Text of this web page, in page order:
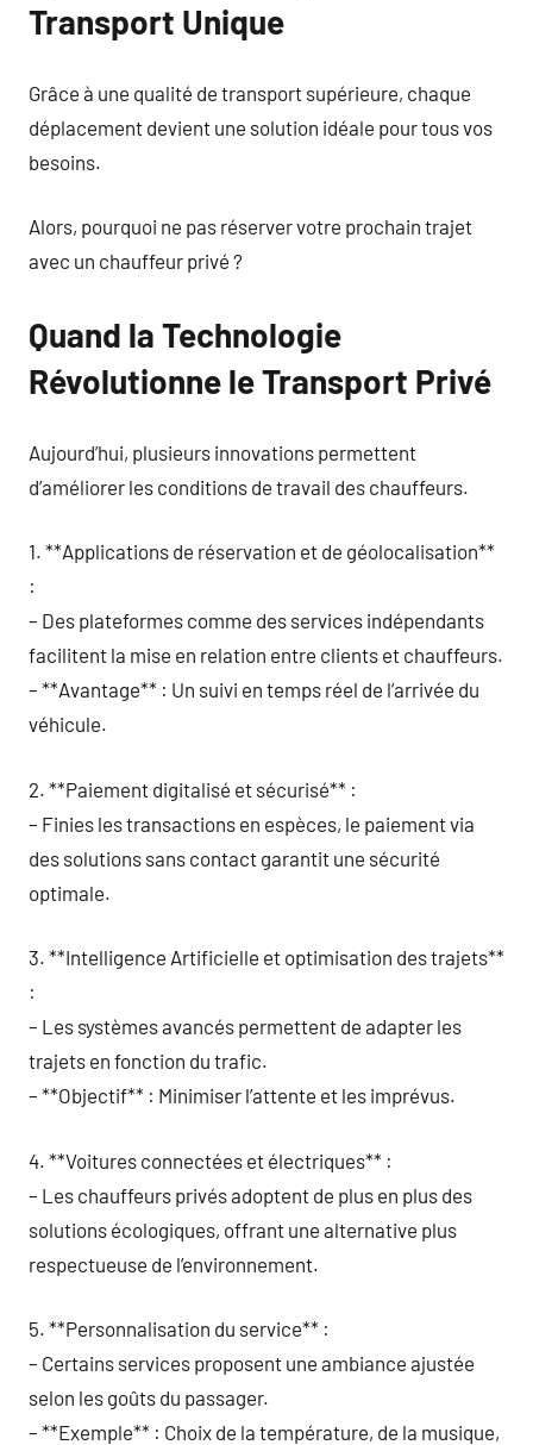
Transport Unique
Grâce à une qualité de transport supérieure, chaque
déplacement devient une solution idéale pour tous vos
besoins.
Alors, pourquoi ne pas réserver votre prochain trajet
avec un chauffeur privé ?
Quand la Technologie
Révolutionne le Transport Privé
Aujourd’hui, plusieurs innovations permettent
d’améliorer les conditions de travail des chauffeurs.
1. **Applications de réservation et de géolocalisation**
:
– Des plateformes comme des services indépendants
facilitent la mise en relation entre clients et chauffeurs.
– **Avantage** : Un suivi en temps réel de l’arrivée du
véhicule.
2. **Paiement digitalisé et sécurisé** :
– Finies les transactions en espèces, le paiement via
des solutions sans contact garantit une sécurité
optimale.
3. **Intelligence Artificielle et optimisation des trajets**
:
– Les systèmes avancés permettent de adapter les
trajets en fonction du trafic.
– **Objectif** : Minimiser l’attente et les imprévus.
4. **Voitures connectées et électriques** :
– Les chauffeurs privés adoptent de plus en plus des
solutions écologiques, offrant une alternative plus
respectueuse de l’environnement.
5. **Personnalisation du service** :
– Certains services proposent une ambiance ajustée
selon les goûts du passager.
– **Exemple** : Choix de la température, de la musique,